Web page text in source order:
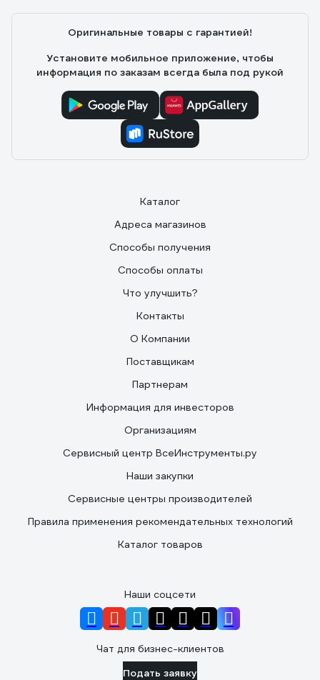
Оригинальные товары с гарантией!
Установите мобильное приложение, чтобы
информация по заказам всегда была под рукой
Каталог
Адреса магазинов
Способы получения
Способы оплаты
Что улучшить?
Контакты
О Компании
Поставщикам
Партнерам
Информация для инвесторов
Организациям
Сервисный центр ВсеИнструменты.ру
Наши закупки
Сервисные центры производителей
Правила применения рекомендательных технологий
Каталог товаров
Наши соцсети
Чат для бизнес-клиентов
Подать заявку